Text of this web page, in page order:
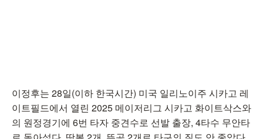
이정후는 28일(이하 한국시간) 미국 일리노이주 시카고 레
이트필드에서 열린 2025 메이저리그 시카고 화이트삭스와
의 원정경기에 6번 타자 중견수로 선발 출장, 4타수 무안타